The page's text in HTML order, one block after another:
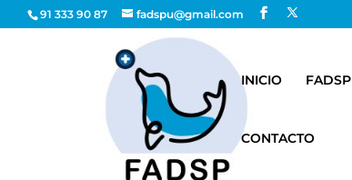
91 333 90 87 fadspu@gmail.com
INICIO FADSP
CONTACTO